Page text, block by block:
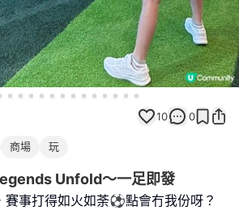
10 0
商場 玩
Unfold～一足即發
賽事打得如火如荼⚽️點會冇我份呀？